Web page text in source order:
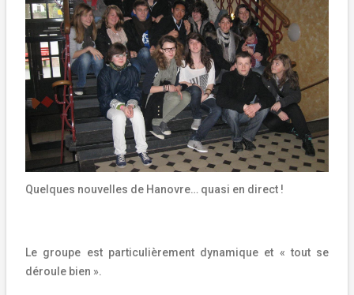
Quelques nouvelles de Hanovre… quasi en direct !
Le groupe est particulièrement dynamique et « tout se
déroule bien ».